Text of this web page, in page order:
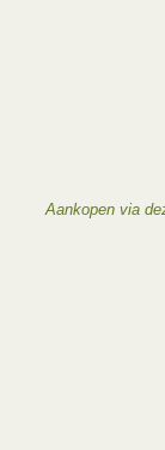
Aankopen via